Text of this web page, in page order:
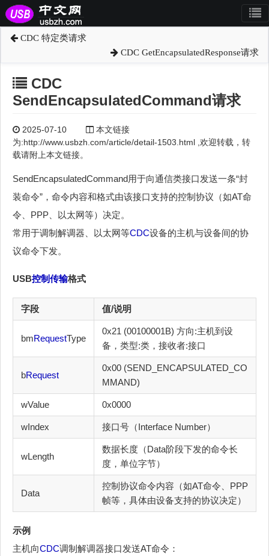
CDC 特定类请求
CDC GetEncapsulatedResponse请求
CDC
SendEncapsulatedCommand请求
2025-07-10
本文链接
为:http://www.usbzh.com/article/detail-1503.html ,欢迎转载，转
载请附上本文链接。
SendEncapsulatedCommand用于向通信类接口发送一条“封
装命令”，命令内容和格式由该接口支持的控制协议（如AT命
令、PPP、以太网等）决定。
常用于调制解调器、以太网等CDC设备的主机与设备间的协
议命令下发。
USB控制传输格式
字段 值/说明
bmRequestType
0x21 (00100001B) 方向:主机到设
备，类型:类，接收者:接口
bRequest
0x00 (SEND_ENCAPSULATED_CO
MMAND)
wValue 0x0000
wIndex 接口号（Interface Number）
wLength
数据长度（Data阶段下发的命令长
度，单位字节）
Data
控制协议命令内容（如AT命令、PPP
帧等，具体由设备支持的协议决定）
示例
主机向CDC调制解调器接口发送AT命令：